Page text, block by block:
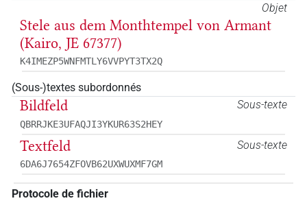
Objet
Stele aus dem Monthtempel von Armant
(Kairo, JE 67377)
K4IMEZP5WNFMTLY6VVPYT3TX2Q
(Sous-)textes subordonnés
Sous-texte
Bildfeld
QBRRJKE3UFAQJI3YKUR63S2HEY
Sous-texte
Textfeld
6DA6J7654ZFOVB62UXWUXMF7GM
Protocole de fichier